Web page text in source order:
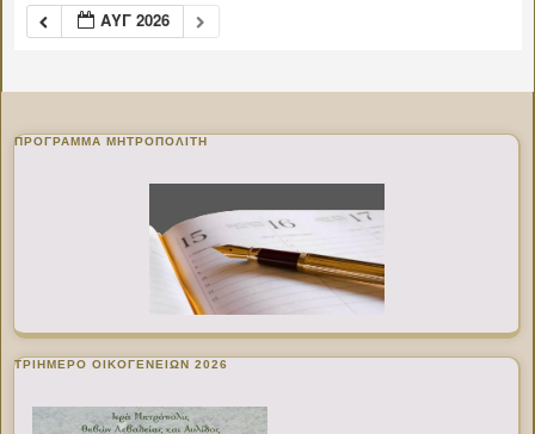
ΑΥΓ 2026
ΠΡΌΓΡΑΜΜΑ ΜΗΤΡΟΠΟΛΊΤΗ
ΤΡΙΗΜΕΡΟ ΟΙΚΟΓΕΝΕΙΩΝ 2026